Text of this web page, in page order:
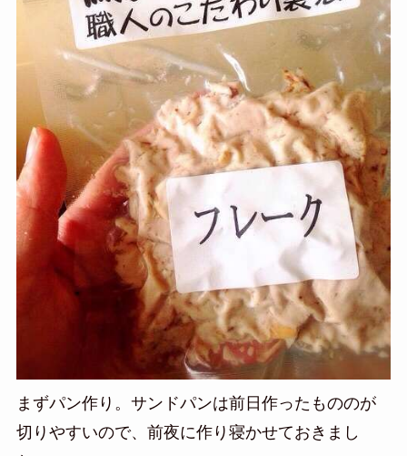
まずパン作り。サンドパンは前日作ったもののが
切りやすいので、前夜に作り寝かせておきまし